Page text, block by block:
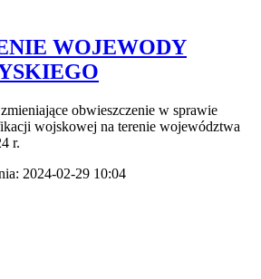
WOJEWODY
obwieszczenie w sprawie
wojskowej na terenie województwa
r.
2024-02-29 10:04